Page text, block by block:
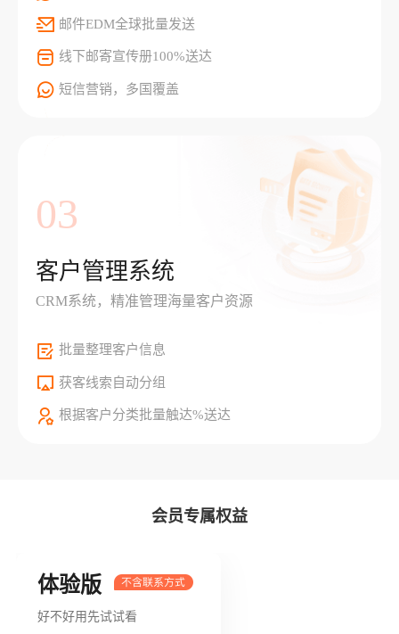
邮件EDM全球批量发送
线下邮寄宣传册100%送达
短信营销，多国覆盖
03
客户管理系统
CRM系统，精准管理海量客户资源
批量整理客户信息
获客线索自动分组
根据客户分类批量触达%送达
会员专属权益
体验版
好不好用先试试看